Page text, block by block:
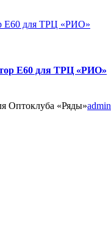
E60 для ТРЦ «РИО»
E60 для ТРЦ «РИО»
Оптоклуба «Ряды»admin